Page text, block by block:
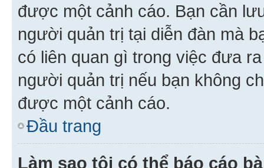
được một cảnh cáo. Bạn cần
người quản trị tại diễn đàn mà
có liên quan gì trong việc đưa
người quản trị nếu bạn không
được một cảnh cáo.
Đầu trang
Làm sao tôi có thể báo cáo